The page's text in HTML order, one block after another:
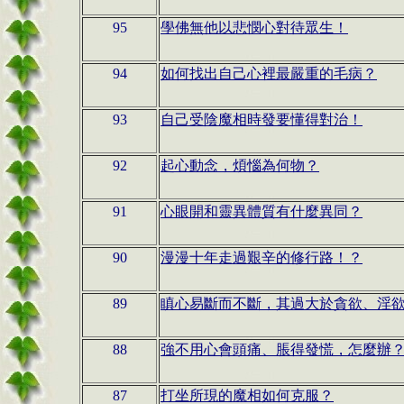
95 學佛無他以悲憫心對待眾生！
94 如何找出自己心裡最嚴重的毛病？
93 自己受陰魔相時發要懂得對治！
92 起心動念，煩惱為何物？
91 心眼開和靈異體質有什麼異同？
90 漫漫十年走過艱辛的修行路！？
89 瞋心易斷而不斷，其過大於貪欲、淫欲
88 強不用心會頭痛、脹得發慌，怎麼辦？
87 打坐所現的魔相如何克服？